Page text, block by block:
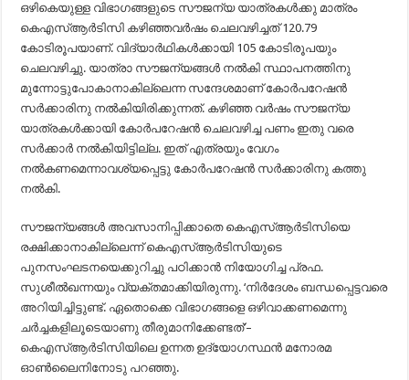
ഒഴികെയുള്ള വിഭാഗങ്ങളുടെ സൗജന്യ യാത്രകൾക്കു മാത്രം
കെഎസ്ആർടിസി കഴിഞ്ഞവർഷം ചെലവഴിച്ചത് 120.79
കോടിരൂപയാണ്. വിദ്യാർഥികൾക്കായി 105 കോടിരൂപയും
ചെലവഴിച്ചു. യാത്രാ സൗജന്യങ്ങൾ നൽകി സ്ഥാപനത്തിനു
മുന്നോട്ടുപോകാനാകില്ലെന്ന സന്ദേശമാണ് കോർപറേഷൻ
സർക്കാരിനു നൽകിയിരിക്കുന്നത്. കഴിഞ്ഞ വർഷം സൗജന്യ
യാത്രകൾക്കായി കോർപറേഷൻ ചെലവഴിച്ച പണം ഇതു വരെ
സർക്കാർ നൽകിയിട്ടില്ല. ഇത് എത്രയും വേഗം
നൽകണമെന്നാവശ്യപ്പെട്ടു കോർപറേഷൻ സർക്കാരിനു കത്തു
നൽകി.
സൗജന്യങ്ങൾ അവസാനിപ്പിക്കാതെ കെഎസ്ആർടിസിയെ
രക്ഷിക്കാനാകില്ലെന്ന് കെഎസ്ആർടിസിയുടെ
പുനസംഘടനയെക്കുറിച്ചു പഠിക്കാൻ നിയോഗിച്ച പ്രഫ.
സുശീൽഖന്നയും വ്യക്തമാക്കിയിരുന്നു. ‘നിർദേശം ബന്ധപ്പെട്ടവരെ
അറിയിച്ചിട്ടുണ്ട്. ഏതൊക്കെ വിഭാഗങ്ങളെ ഒഴിവാക്കണമെന്നു
ചർച്ചകളിലൂടെയാണു തീരുമാനിക്കേണ്ടത്’–
കെഎസ്ആർടിസിയിലെ ഉന്നത ഉദ്യോഗസ്ഥൻ മനോരമ
ഓൺലൈനിനോടു പറഞ്ഞു.